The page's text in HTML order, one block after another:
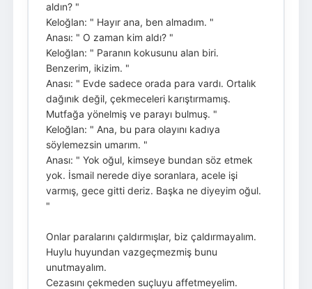
aldın? "
Keloğlan: " Hayır ana, ben almadım. "
Anası: " O zaman kim aldı? "
Keloğlan: " Paranın kokusunu alan biri.
Benzerim, ikizim. "
Anası: " Evde sadece orada para vardı. Ortalık
dağınık değil, çekmeceleri karıştırmamış.
Mutfağa yönelmiş ve parayı bulmuş. "
Keloğlan: " Ana, bu para olayını kadıya
söylemezsin umarım. "
Anası: " Yok oğul, kimseye bundan söz etmek
yok. İsmail nerede diye soranlara, acele işi
varmış, gece gitti deriz. Başka ne diyeyim oğul.
"
Onlar paralarını çaldırmışlar, biz çaldırmayalım.
Huylu huyundan vazgeçmezmiş bunu
unutmayalım.
Cezasını çekmeden suçluyu affetmeyelim.